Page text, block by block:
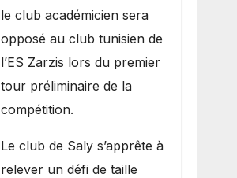
le club académicien sera
opposé au club tunisien de
l’ES Zarzis lors du premier
tour préliminaire de la
compétition.
Le club de Saly s’apprête à
relever un défi de taille